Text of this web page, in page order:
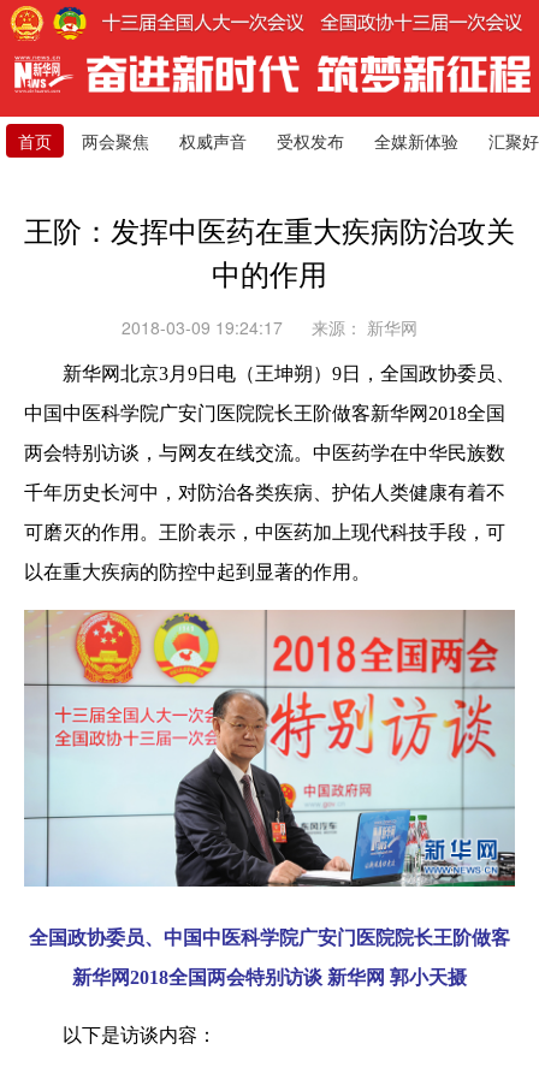
首页 两会聚焦 权威声音 受权发布 全媒新体验 汇聚
王阶：发挥中医药在重大疾病防治攻关
中的作用
2018-03-09 19:24:17 来源： 新华网
新华网北京3月 9日电（王坤朔） 9日，全国政协委员、
中国中医科学院广安门医院院长王阶做客新华网 2018全国
两会特别访谈，与网友在线交流。中医药学在中华民族数
千年历史长河中，对防治各类疾病、护佑人类健康有着不
可磨灭的作用。王阶表示，中医药加上现代科技手段，可
以在重大疾病的防控中起到显著的作用。
全国政协委员、中国中医科学院广安门医院院长王阶做客
新华网2018全国两会特别访谈 新华网 郭小天摄
以下是访谈内容：